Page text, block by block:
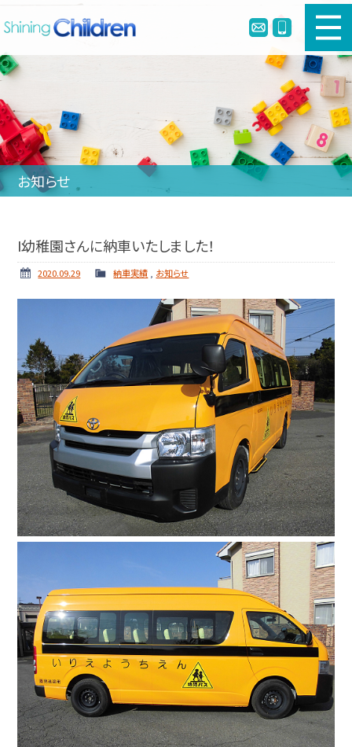
新車幼児バスのご購入
中古幼児バスのご購入
幼児バスとは
リメイク・定員変更・簡易シートベルト
ホーム ニュース
納車実績 お問い合わせ
個人情報保護方針
お知らせ
I幼稚園さんに納車いたしました！
2020.09.29 納車実績 お知らせ